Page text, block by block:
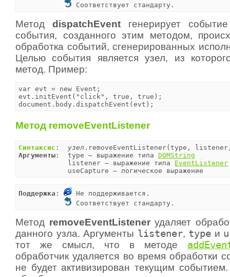
Соответствует стандарту.
Метод dispatchEvent генерирует
события, созданного этим методом,
обработка событий, сгенерированных
Целью события является узел, из
метод. Пример:
var evt = new Event;
evt.initEvent("click", true, true);
document.body.dispatchEvent(evt);
Метод removeEventListener
Синтаксис : узел
Аргументы :  type — выражение типа DOMString
            listener — выражение типа
EventListener
            useCapture — логическое выражение
Поддержка :
Не поддерживается.
Соответствует стандарту.
Метод removeEventListenerудаляет
данного узла. Аргументы listener, type и
тот же смысл, что в методе
обработчик удаляется во время обработки
не будет активизирован текущим